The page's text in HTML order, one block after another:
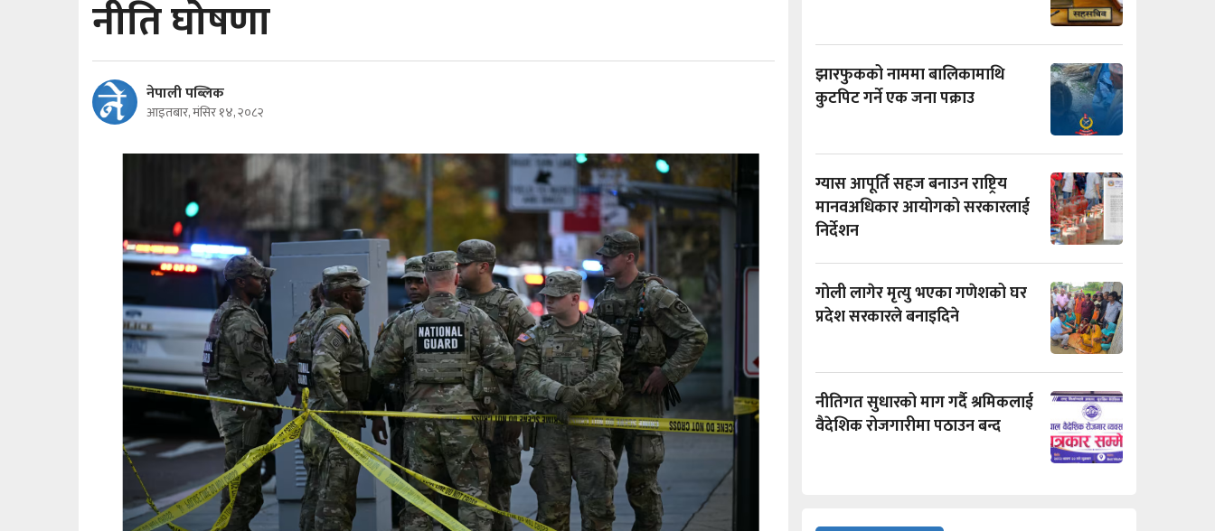
नीति घोषणा
नेपाली पब्लिक
आइतबार, मंसिर १४, २०८२
झारफुकको नाममा बालिकामाथि
कुटपिट गर्ने एक जना पक्राउ
ग्यास आपूर्ति सहज बनाउन राष्ट्रिय
मानवअधिकार आयोगको सरकारलाई
निर्देशन
गोली लागेर मृत्यु भएका गणेशको घर
प्रदेश सरकारले बनाइदिने
नीतिगत सुधारको माग गर्दै श्रमिकलाई
वैदेशिक रोजगारीमा पठाउन बन्द